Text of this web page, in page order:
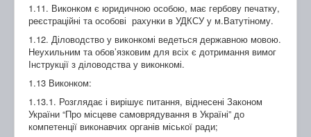
1.11. Виконком є юридичною особою, має гербову печатку,
реєстраційні та особові рахунки в УДКСУ у м.Ватутіному.
1.12. Діловодство у виконкомі ведеться державною мовою.
Неухильним та обов’язковим для всіх є дотримання вимог
Інструкції з діловодства у виконкомі.
1.13 Виконком:
1.13.1. Розглядає і вирішує питання, віднесені Законом
України “Про місцеве самоврядування в Україні” до
компетенції виконавчих органів міської ради;